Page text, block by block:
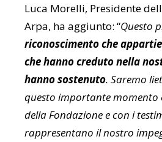
Luca Morelli, Presidente
Arpa, ha aggiunto: “Questo
riconoscimento che
che hanno creduto nella
hanno sostenuto. Saremo
questo importante
della Fondazione e con i
rappresentano il nostro